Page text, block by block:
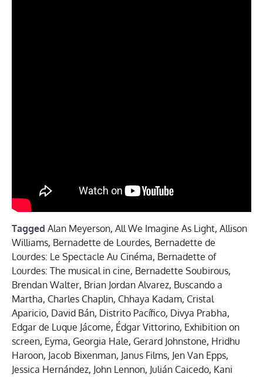
Tagged Alan Meyerson, All We Imagine As Light, Allison
Williams, Bernadette de Lourdes, Bernadette de
Lourdes: Le Spectacle Au Cinéma, Bernadette of
Lourdes: The musical in cine, Bernadette Soubirous,
Brendan Walter, Brian Jordan Alvarez, Buscando a
Martha, Charles Chaplin, Chhaya Kadam, Cristal
Aparicio, David Bán, Distrito Pacífico, Divya Prabha,
Edgar de Luque Jácome, Édgar Vittorino, Exhibition on
screen, Eyma, Georgia Hale, Gerard Johnstone, Hridhu
Haroon, Jacob Bixenman, Janus Films, Jen Van Epps,
Jessica Hernández, John Lennon, Julián Caicedo, Kani